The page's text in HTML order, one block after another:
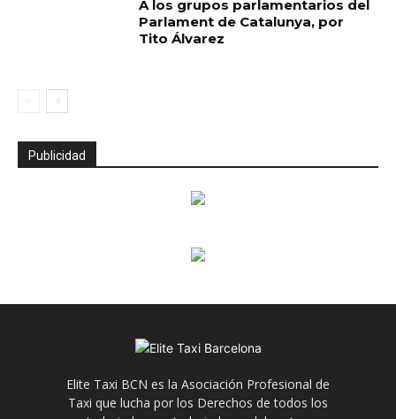
A los grupos parlamentarios del
Parlament de Catalunya, por
Tito Álvarez
Publicidad
Elite Taxi BCN es la Asociación Profesional de
Taxi que lucha por los Derechos de todos los